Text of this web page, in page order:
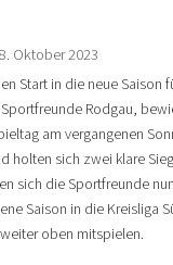
Oktober 2023
Start in die neue Saison
Rodgau,
am vergangenen
holten sich zwei klare
sich die Sportfreunde
Saison in die Kreisliga
oben mitspielen.